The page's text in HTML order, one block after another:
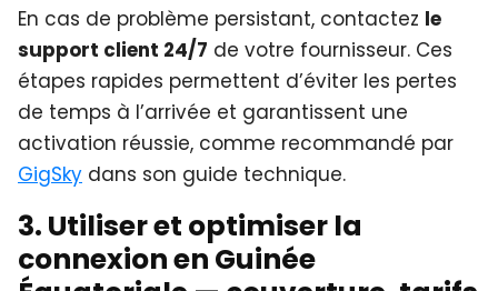
En cas de problème persistant, contactez le
support client 24/7 de votre fournisseur. Ces
étapes rapides permettent d’éviter les pertes
de temps à l’arrivée et garantissent une
activation réussie, comme recommandé par
GigSky dans son guide technique.
3. Utiliser et optimiser la
connexion en Guinée